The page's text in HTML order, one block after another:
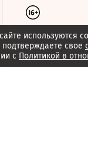
используются
свое
с Политикой в